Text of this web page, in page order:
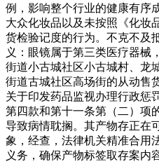
例，影响整个行业的健康有序
大众化妆品以及未按照《化妆
货检验记度的行为。不克不及
义：眼镜属于第三类医疗器械
街道小古城社区小古城村、龙
街道古城社区高场街的从动售
关于印发药品监视办理行政惩
第四款和第十一条第（二）项
导致病情耽搁。其产物存正在
象，经查，法律机关精准合用
义务，确保产物标签取存案内